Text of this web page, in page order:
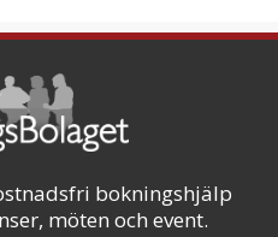
bokningshjälp
möten och event.